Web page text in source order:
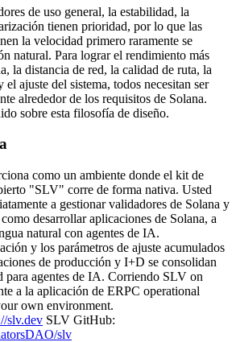
de uso general, la estabilidad, la
tienen prioridad, por lo que las
la velocidad primero raramente se
natural. Para lograr el rendimiento más
la distancia de red, la calidad de ruta, la
ajuste del sistema, todos necesitan ser
alrededor de los requisitos de Solana.
sobre esta filosofía de diseño.
como un ambiente donde el kit de
"SLV" corre de forma nativa. Usted
a gestionar validadores de Solana y
desarrollar aplicaciones de Solana, a
natural con agentes de IA.
y los parámetros de ajuste acumulados
de producción y I+D se consolidan
para agentes de IA. Corriendo SLV on
a la aplicación de ERPC operational
own environment.
slv.dev SLV GitHub:
slv